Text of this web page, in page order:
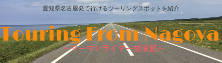
愛知県名古屋発で行けるツーリングスポットを紹介